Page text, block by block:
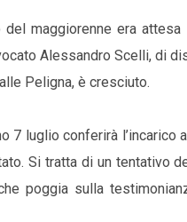
maggiorenne era
Alessandro Scelli, di
Peligna, è cresciuto.
7 luglio conferirà
Si tratta di un tentativo
poggia sulla